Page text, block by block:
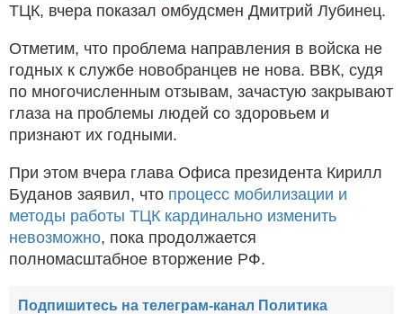
ТЦК, вчера показал омбудсмен Дмитрий Лубинец.
Отметим, что проблема направления в войска не
годных к службе новобранцев не нова. ВВК, судя
по многочисленным отзывам, зачастую закрывают
глаза на проблемы людей со здоровьем и
признают их годными.
При этом вчера глава Офиса президента Кирилл
Буданов заявил, что процесс мобилизации и
методы работы ТЦК кардинально изменить
невозможно, пока продолжается
полномасштабное вторжение РФ.
Подпишитесь на телеграм-канал Политика